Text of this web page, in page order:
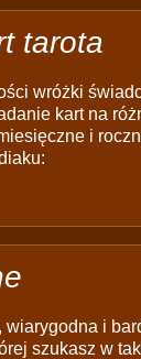
tarota
wróżki
kart na
i
i
szukasz w